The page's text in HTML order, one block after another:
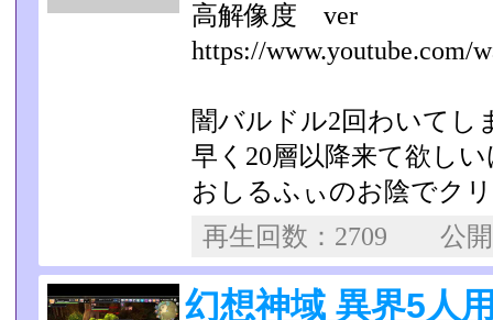
高解像度 ver
https://www.youtube.com/
闇バルドル2回わいてし
早く20層以降来て欲し
おしるふぃのお陰でク
再生回数：2709
幻想神域 異界5人